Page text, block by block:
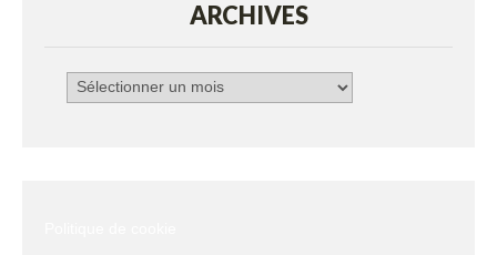
ARCHIVES
Archives